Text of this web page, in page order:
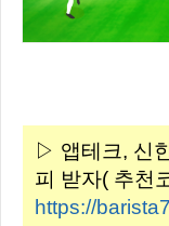
▷ 앱테크, 신
피 받자( 추천
https://